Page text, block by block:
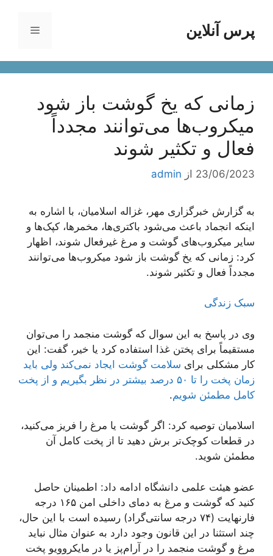
محتواپرس آنلاین فهرست
زمانی که یخ گوشت باز شود
میکروب‌ها می‌توانند مجدداً
فعال و تکثیر شوند
23/06/2023 از admin
به گزارش خبرگزاری مهر، غزاله اسلامیان، با اشاره به
اینکه انجماد باعث می‌شود باکتری‌ها، مخمرها، کپک‌ها و
سایر میکروب‌های گوشت و مرغ غیرفعال شوند، اظهار
کرد: زمانی که یخ گوشت باز شود میکروب‌ها می‌توانند
مجدداً فعال و تکثیر شوند.
سبک زندگی
وی در پاسخ به این سوال که گوشت منجمد را می‌توان
مستقیماً برای پختن غذا استفاده کرد یا خیر، گفت: این
کار مشکلی برای سلامت گوشت ایجاد نمی‌کند ولی باید
زمان پخت را تا ۵۰ درصد بیشتر در نظر بگیریم و از پخت
کامل مطمئن شویم.
اسلامیان توصیه کرد: اگر گوشت یا مرغ را فریز می‌کنید،
در قطعات کوچک‌تر برش دهید تا از پخت کامل آن
مطمئن شوید.
عضو هیئت علمی دانشگاه ادامه داد: اطمینان حاصل
کنید که گوشت و مرغ به دمای داخلی امن ۱۶۵ درجه
فارنهایت (۷۴ درجه سانتی‌گراد) رسیده است با این حال،
چند استثنا در این قانون وجود دارد به عنوان مثال نباید
مرغ و گوشت منجمد را در آرام‌پز یا در مایکروویو پخت